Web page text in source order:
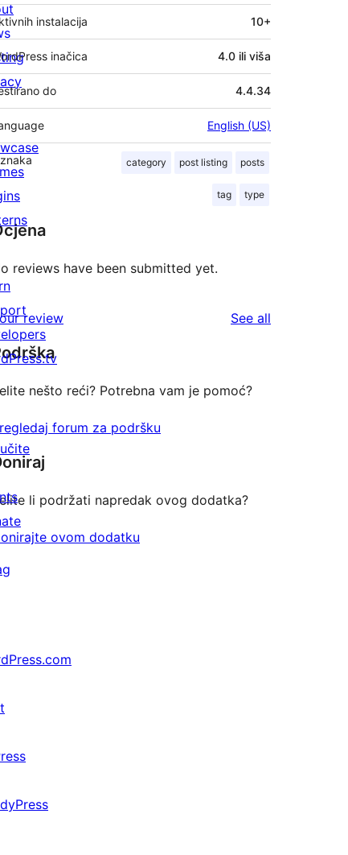
instalacija 10+
inačica 4.0 ili viša
do 4.4.34
English (US)
category post listing posts
tag type
reviews have been submitted yet.
review See all
nešto reći? Potrebna vam je pomoć?
forum za podršku
li podržati napredak ovog dodatka?
ovom dodatku